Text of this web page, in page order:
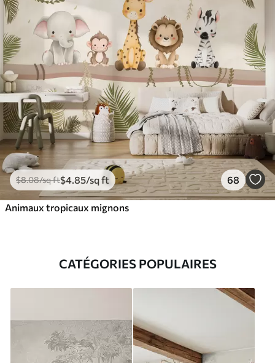
$8.08/sq ft$4 .85/sq ft 68
Animaux tropicaux mignons
CATÉGORIES POPULAIRES